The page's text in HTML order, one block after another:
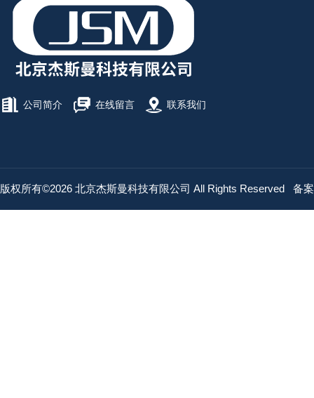
公司简介 在线留言 联系我们
版权所有©2026 北京杰斯曼科技有限公司 All Rights Reserved 备